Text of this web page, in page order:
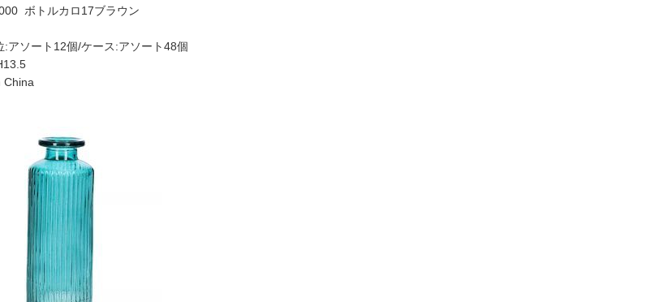
ボトルカロ17ブラウン
:アソート12個/ケース:アソート48個
China